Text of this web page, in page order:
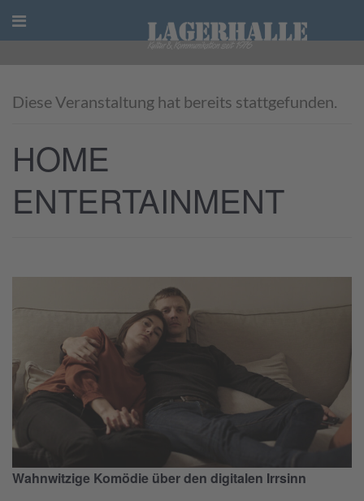
Skip
to
Diese Veranstaltung hat bereits stattgefunden.
HOME
ENTERTAINMENT
Wahnwitzige Komödie über den digitalen Irrsinn